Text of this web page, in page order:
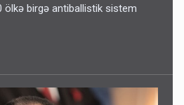
ölkə birgə antiballistik sistem